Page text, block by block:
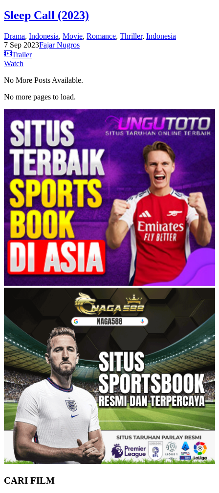
Sleep Call (2023)
Drama, Indonesia, Movie, Romance, Thriller, Indonesia
7 Sep 2023Fajar Nugros
Trailer
Watch
No More Posts Available.
No more pages to load.
CARI FILM